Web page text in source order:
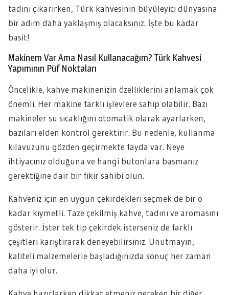
tadını çıkarırken, Türk kahvesinin büyüleyici dünyasına
bir adım daha yaklaşmış olacaksınız. İşte bu kadar
basit!
Makinem Var Ama Nasıl Kullanacağım? Türk Kahvesi
Yapımının Püf Noktaları
Öncelikle, kahve makinenizin özelliklerini anlamak çok
önemli. Her makine farklı işlevlere sahip olabilir. Bazı
makineler su sıcaklığını otomatik olarak ayarlarken,
bazıları elden kontrol gerektirir. Bu nedenle, kullanma
kılavuzunu gözden geçirmekte fayda var. Neye
ihtiyacınız olduğuna ve hangi butonlara basmanız
gerektiğine dair bir fikir sahibi olun.
Kahveniz için en uygun çekirdekleri seçmek de bir o
kadar kıymetli. Taze çekilmiş kahve, tadını ve aromasını
gösterir. İster tek tip çekirdek isterseniz de farklı
çeşitleri karıştırarak deneyebilirsiniz. Unutmayın,
kaliteli malzemelerle başladığınızda sonuç her zaman
daha iyi olur.